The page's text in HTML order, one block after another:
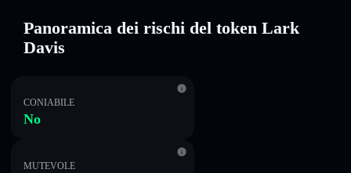
Panoramica dei rischi del token Lark
Davis
CONIABILE
No
MUTEVOLE